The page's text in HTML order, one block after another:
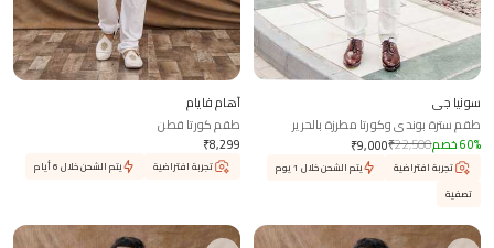
سونيا جي
طقم سترة بوندي وكورتا مطرزة بالحرير
₹9,000₹22,500 60% خصم
تجربة افتراضية
يتم الشحن خلال 1 يوم
تصفية
آهام فايام
طقم كورتا قطن
₹8,299
تجربة افتراضية يتم الشحن خلال 6 أيام